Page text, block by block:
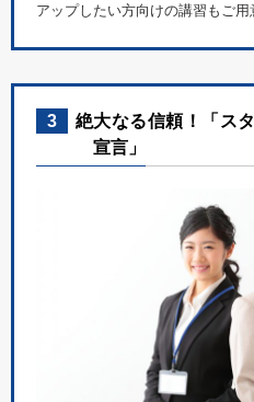
アップしたい方向けの講習もご用
3
絶大なる信頼！「ス
宣言」